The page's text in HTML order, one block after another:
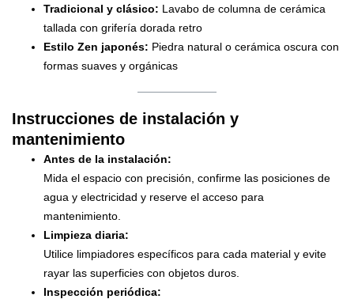
Tradicional y clásico: Lavabo de columna de cerámica
tallada con grifería dorada retro
Estilo Zen japonés: Piedra natural o cerámica oscura con
formas suaves y orgánicas
Instrucciones de instalación y
mantenimiento
Antes de la instalación:
Mida el espacio con precisión, confirme las posiciones de
agua y electricidad y reserve el acceso para
mantenimiento.
Limpieza diaria:
Utilice limpiadores específicos para cada material y evite
rayar las superficies con objetos duros.
Inspección periódica: